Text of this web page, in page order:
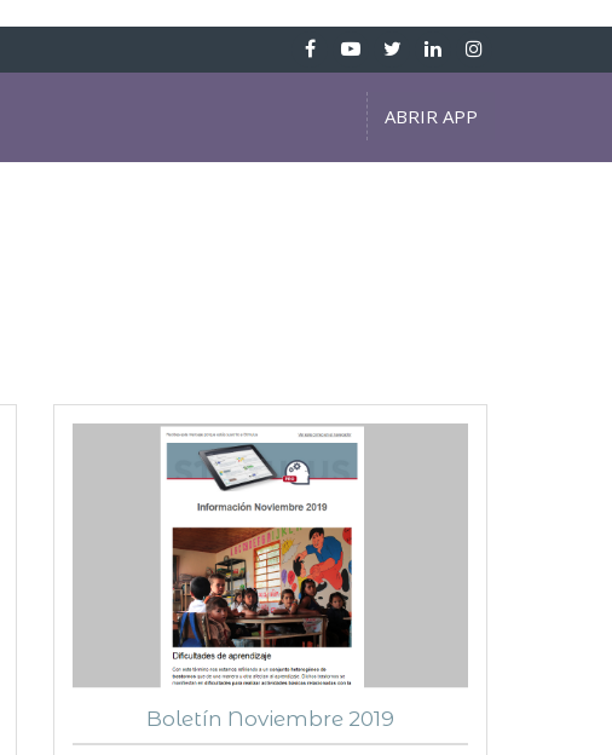
ABRIR APP
Boletín Noviembre 2019